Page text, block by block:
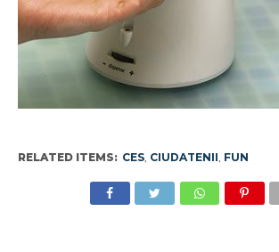
RELATED ITEMS: CES, CIUDATENII, FUN